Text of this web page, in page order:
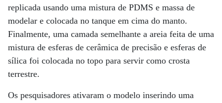
replicada usando uma mistura de PDMS e massa de
modelar e colocada no tanque em cima do manto.
Finalmente, uma camada semelhante a areia feita de uma
mistura de esferas de cerâmica de precisão e esferas de
sílica foi colocada no topo para servir como crosta
terrestre.
Os pesquisadores ativaram o modelo inserindo uma